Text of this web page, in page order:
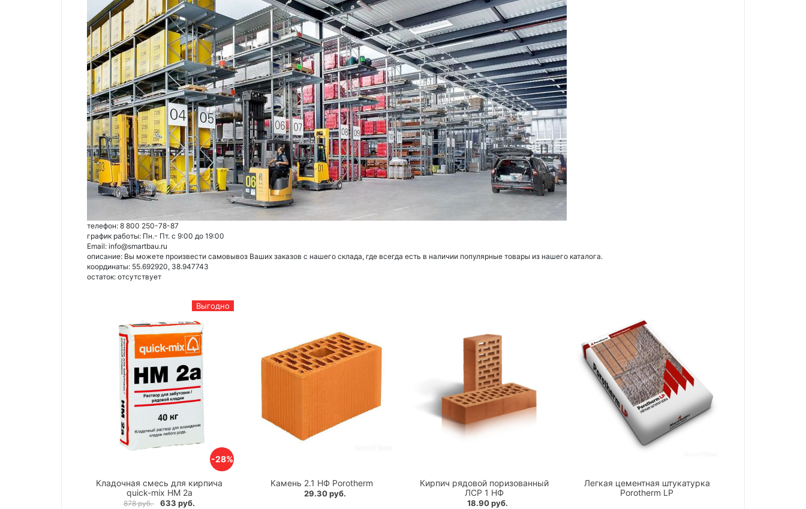
телефон: 8 800 250-78-87
график работы: Пн.- Пт. с 9:00 до 19:00
Email: info@smartbau.ru
описание: Вы можете произвести самовывоз Ваших заказов с нашего склада, где всегда есть в наличии популярные товары из нашего каталога.
координаты: 55.692920, 38.947743
остаток: отсутствует
-28%
Выгодно
Кладочная смесь для кирпича
quick-mix HM 2a
878 руб. 633 руб.
Камень 2.1 НФ Porotherm
29.30 руб.
Кирпич рядовой поризованный
ЛСР 1 НФ
18.90 руб.
Легкая цементная штукатурка
Porotherm LP